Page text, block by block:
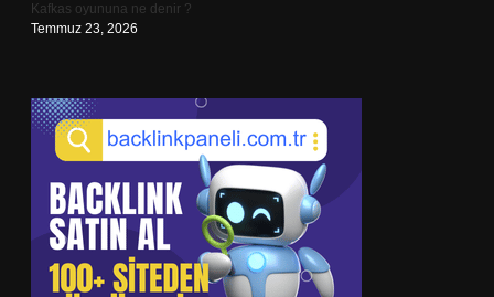
Kafkas oyununa ne denir ?
Temmuz 23, 2026